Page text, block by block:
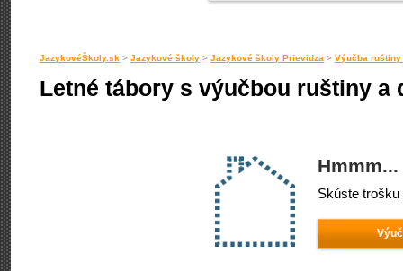
JazykovéŠkoly.sk > Jazykové školy > Jazykové školy Prievidza > Výučba
Letné tábory s výučbou ruštiny a
Skúste